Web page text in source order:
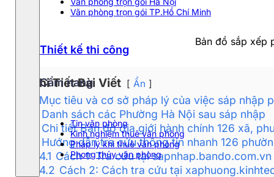
Văn phòng trọn gói TP.Hồ Chí Minh
Thiết kế thi công
Cẩm nang
Tin văn phòng
Kinh nghiệm thuê văn phòng
Pháp lý khi thuê văn phòng
Phong thủy văn phòng
Bản đồ sắp xếp
Chi Tiết Bài Viết Ẩn
Mục tiêu và cơ sở pháp lý của việc sáp nhập
Danh sách các Phường Hà Nội sau sáp nhập
Chi tiết Bản đồ địa giới hành chính 126 xã,
Hướng dẫn tra cứu thông tin nhanh 126
4.1 Cách 1: Tra cứu tại sapnhap.bando.com.vn
4.2 Cách 2: Cách tra cứu tại